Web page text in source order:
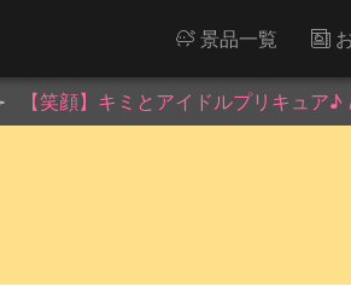
景品一覧
【笑顔】キミとアイドルプリキュア